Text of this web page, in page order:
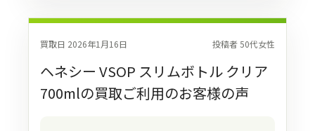
買取日 2026年1月16日 投稿者 50代女性
ヘネシー VSOP スリムボトル クリア
700mlの買取ご利用のお客様の声